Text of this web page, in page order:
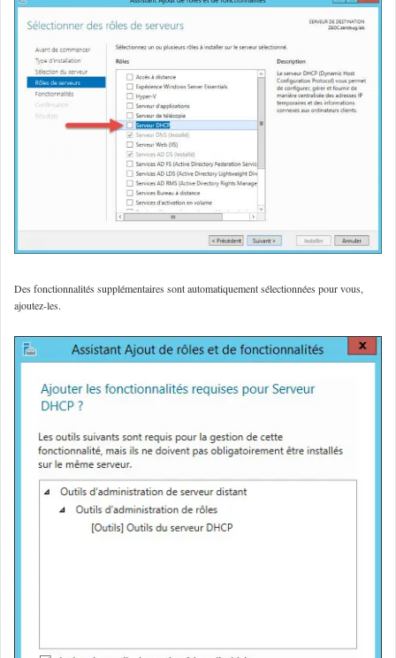
Des fonctionnalités supplémentaires sont automatiquement sélectionnées pour vous,
ajoutez-les.